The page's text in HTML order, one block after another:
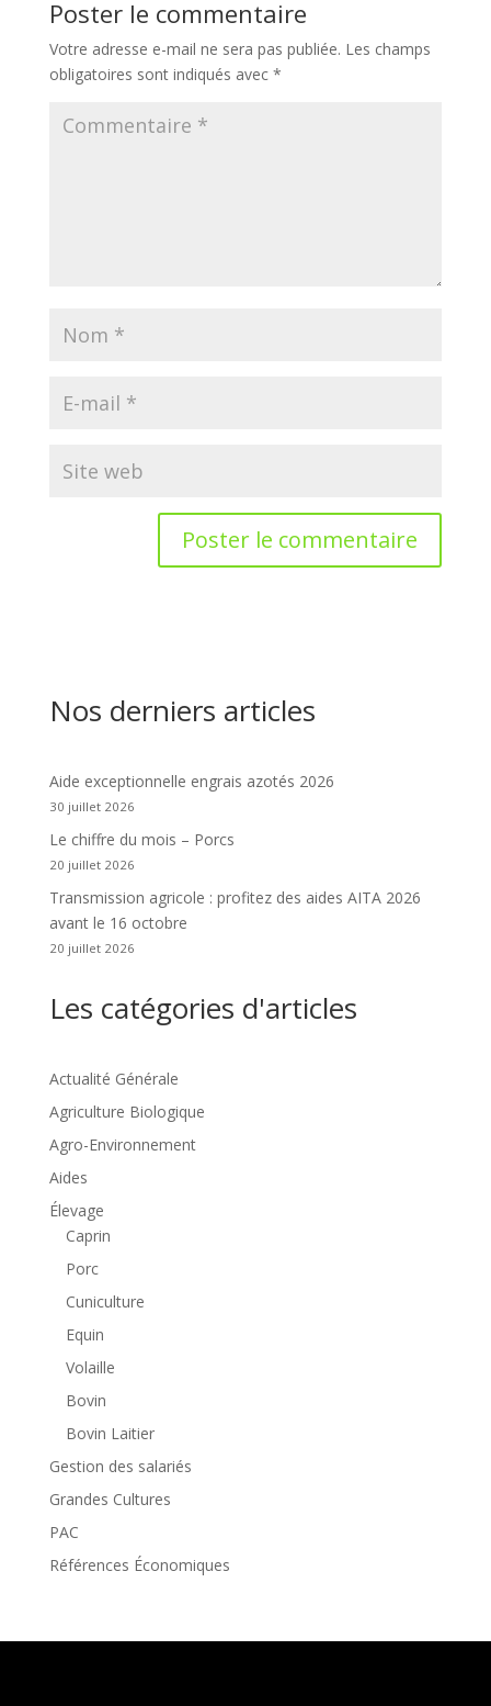
Poster le commentaire
Votre adresse e-mail ne sera pas publiée. Les champs
obligatoires sont indiqués avec *
Nos derniers articles
Aide exceptionnelle engrais azotés 2026
30 juillet 2026
Le chiffre du mois – Porcs
20 juillet 2026
Transmission agricole : profitez des aides AITA 2026
avant le 16 octobre
20 juillet 2026
Les catégories d'articles
Actualité Générale
Agriculture Biologique
Agro-Environnement
Aides
Élevage
Caprin
Porc
Cuniculture
Equin
Volaille
Bovin
Bovin Laitier
Gestion des salariés
Grandes Cultures
PAC
Références Économiques